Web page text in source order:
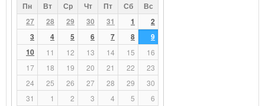
Пн Вт Ср Чт Пт Сб
Вс
27
28 29 30 31 1
2
3
4 5 6 7 8
9
10
11 12 13 14 15
16
17
18 19 20 21 22
23
24
25 26 27 28 29
30
31
1 2 3 4 5 6